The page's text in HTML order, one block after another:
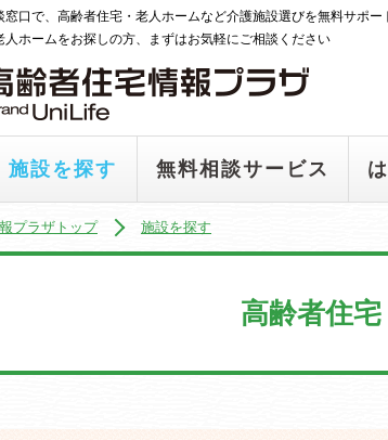
窓口で、高齢者住宅・老人ホームなど介護施設選びを無料サポー
人ホームをお探しの方、まずはお気軽にご相談ください
施設を探す 無料相談サービス
プラザトップ 施設を探す
高齢者住